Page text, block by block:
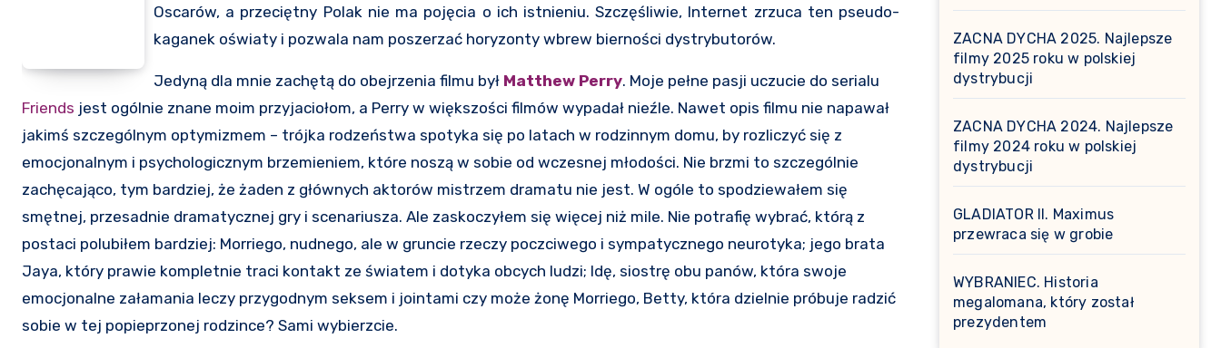
Oscarów, a przeciętny Polak nie ma pojęcia o ich istnieniu. Szczęśliwie, Internet zrzuca ten pseudo-
kaganek oświaty i pozwala nam poszerzać horyzonty wbrew bierności dystrybutorów.
Jedyną dla mnie zachętą do obejrzenia filmu był Matthew Perry. Moje pełne pasji uczucie do serialu
Friends jest ogólnie znane moim przyjaciołom, a Perry w większości filmów wypadał nieźle. Nawet opis filmu nie napawał
jakimś szczególnym optymizmem – trójka rodzeństwa spotyka się po latach w rodzinnym domu, by rozliczyć się z
emocjonalnym i psychologicznym brzemieniem, które noszą w sobie od wczesnej młodości. Nie brzmi to szczególnie
zachęcająco, tym bardziej, że żaden z głównych aktorów mistrzem dramatu nie jest. W ogóle to spodziewałem się
smętnej, przesadnie dramatycznej gry i scenariusza. Ale zaskoczyłem się więcej niż mile. Nie potrafię wybrać, którą z
postaci polubiłem bardziej: Morriego, nudnego, ale w gruncie rzeczy poczciwego i sympatycznego neurotyka; jego brata
Jaya, który prawie kompletnie traci kontakt ze światem i dotyka obcych ludzi; Idę, siostrę obu panów, która swoje
emocjonalne załamania leczy przygodnym seksem i jointami czy może żonę Morriego, Betty, która dzielnie próbuje radzić
sobie w tej popieprzonej rodzince? Sami wybierzcie.
ZACNA DYCHA 2025. Najlepsze
filmy 2025 roku w polskiej
dystrybucji
ZACNA DYCHA 2024. Najlepsze
filmy 2024 roku w polskiej
dystrybucji
GLADIATOR II. Maximus
przewraca się w grobie
WYBRANIEC. Historia
megalomana, który został
prezydentem